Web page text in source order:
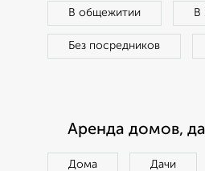
В общежитии В
Без посредников
Аренда домов,
Дома Дачи